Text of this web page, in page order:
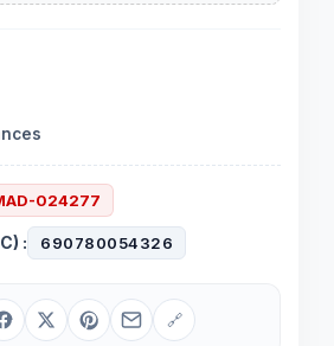
024277
: 690780054326
🔗